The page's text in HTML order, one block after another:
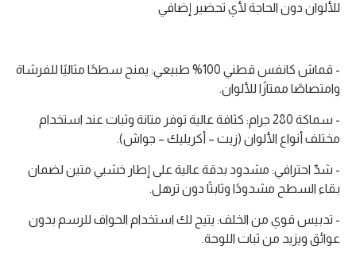
للألوان دون الحاجة لأي تحضير إضافي
- قماش كانفس قطني 100% طبيعي: يمنح سطحًا مثاليًا للفرشاة
وامتصاصًا ممتازًا للألوان.
- سماكة 280 جرام: كثافة عالية توفر متانة وثبات عند استخدام
مختلف أنواع الألوان (زيت – أكريليك – جواش).
- شدّ احترافي: مشدود بدقة عالية على إطار خشبي متين لضمان
بقاء السطح مشدودًا وثابتًا دون ترهل.
- تدبيس قوي من الخلف: يتيح لك استخدام الحواف للرسم بدون
عوائق ويزيد من ثبات اللوحة.